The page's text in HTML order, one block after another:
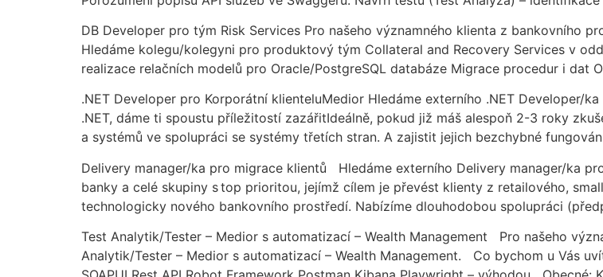
DB Developer pro tým Risk Services Pro našeho významného klienta z bankovního
Hledáme kolegu/kolegyni pro produktový tým Collateral and Recovery Services v
realizace relačních modelů pro Oracle/PostgreSQL databáze Migrace procedur i dat
.NET Developer pro Korporátní klienteluMedior Hledáme externího .NET Developer/
.NET, dáme ti spoustu příležitostí zazářitIdeálně, pokud již máš alespoň 2-3 roky
a systémů ve spolupráci se systémy třetích stran. A zajistit jejich bezchybné
Delivery manager/ka pro migrace klientů Hledáme externího Delivery manager/ka
banky a celé skupiny s top prioritou, jejímž cílem je převést klienty z retailového,
technologicky nového bankovního prostředí. Nabízíme dlouhodobou spolupráci
Test Analytik/Tester – Medior s automatizací – Wealth Management Pro našeho
Analytik/Tester – Medior s automatizací – Wealth Management. Co bychom u Vás